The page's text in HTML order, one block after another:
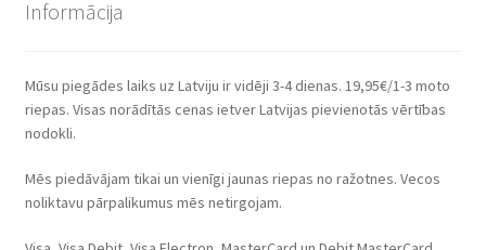
Informācija
Mūsu piegādes laiks uz Latviju ir vidēji 3-4 dienas. 19,95€/1-3 moto
riepas. Visas norādītās cenas ietver Latvijas pievienotās vērtības
nodokli.
Mēs piedāvājam tikai un vienīgi jaunas riepas no ražotnes. Vecos
noliktavu pārpalikumus mēs netirgojam.